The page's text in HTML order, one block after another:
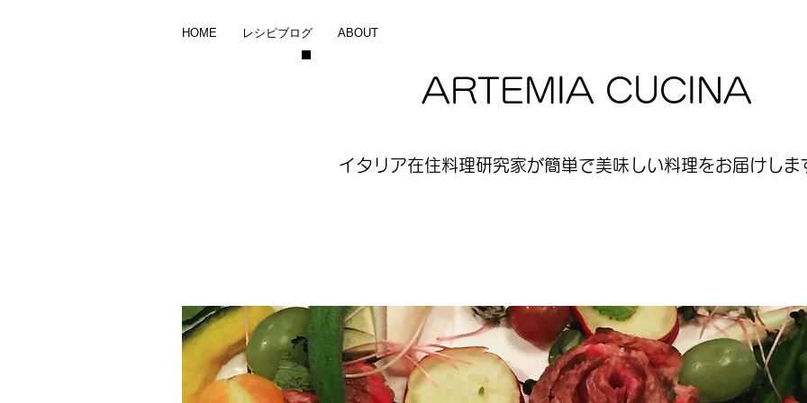
HOME レシピブログ ABOUT
ARTEMIA CUCINA
イタリア在住料理研究家が簡単で美味しい料理をお届けしま